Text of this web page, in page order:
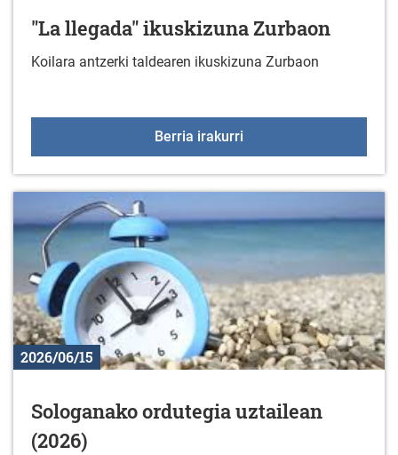
"La llegada" ikuskizuna Zurbaon
Koilara antzerki taldearen ikuskizuna Zurbaon
Berria irakurri
2026/06/15
Sologanako ordutegia uztailean
(2026)